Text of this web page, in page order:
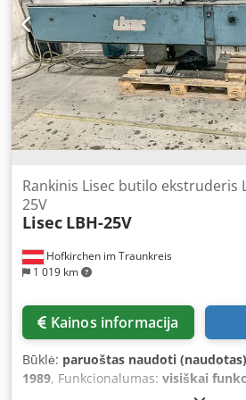
Įranga yra geros būklės ir veikia be
parduodama tokios būklės, kokios
gamyklos (EXW) esamoje vietoje
pakrauta ant sunkvežimio. Įranga
Hofkirchen im Traunkreis
1 019 km
Rankinis Lisec butilo ekstruderis
25V
Lisec LBH-25V
Kainos informacija
Būklė: paruoštas naudoti (naudotas)
1989, Funkcionalumas: visiškai